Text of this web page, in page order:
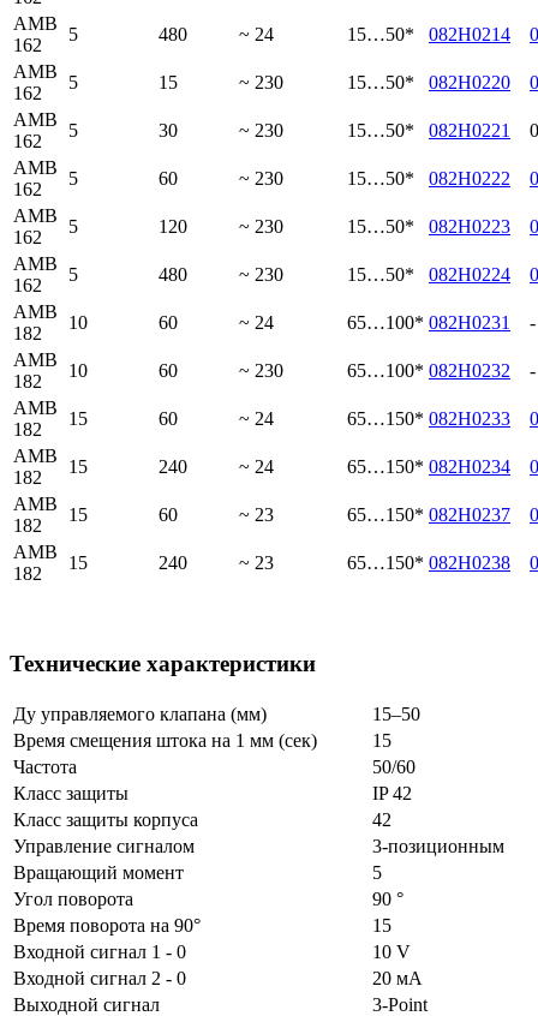
AMB
162
5 480 ~ 24 15…50* 082H0214
AMB
162
5 15 ~ 230 15…50* 082H0220
AMB
162
5 30 ~ 230 15…50* 082H0221
AMB
162
5 60 ~ 230 15…50* 082H0222
AMB
162
5 120 ~ 230 15…50* 082H0223
AMB
162
5 480 ~ 230 15…50* 082H0224
AMB
182
10 60 ~ 24 65…100* 082H0231
-
AMB
182
10 60 ~ 230 65…100* 082H0232
-
AMB
182
15 60 ~ 24 65…150* 082H0233
AMB
182
15 240 ~ 24 65…150* 082H0234
AMB
182
15 60 ~ 23 65…150* 082H0237
AMB
182
15 240 ~ 23 65…150* 082H0238
Технические характеристики
Ду управляемого клапана (мм)
15–50
Время смещения штока на 1 мм (сек)
15
Частота
50/60
Класс защиты
IP 42
Класс защиты корпуса
42
Управление сигналом
3-позиционным
Вращающий момент
5
Угол поворота
90 °
Время поворота на 90°
15
Входной сигнал 1 - 0
10 V
Входной сигнал 2 - 0
20 мА
Выходной сигнал
3-Point